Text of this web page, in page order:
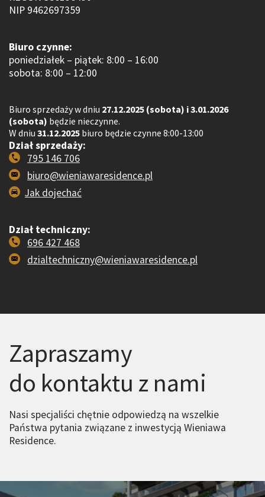
NIP 9462697359
Biuro czynne:
poniedziałek – piątek: 8:00 – 16:00
sobota: 8:00 – 12:00
Biuro sprzedaży w dniu 27.12.2025 (sobota) i 3.01.2026
(sobota) będzie nieczynne.
W dniu 31.12.2025 biuro będzie czynne 8:00-13:00
Dział sprzedaży:
795 146 706
biuro@wieniawaresidence.pl
Jak dojechać
Dział techniczny:
696 427 468
dzialtechniczny@wieniawaresidence.pl
Zapraszamy
do kontaktu z nami
Nasi specjaliści chętnie odpowiedzą na wszelkie
Państwa pytania związane z inwestycją Wieniawa
Residence.